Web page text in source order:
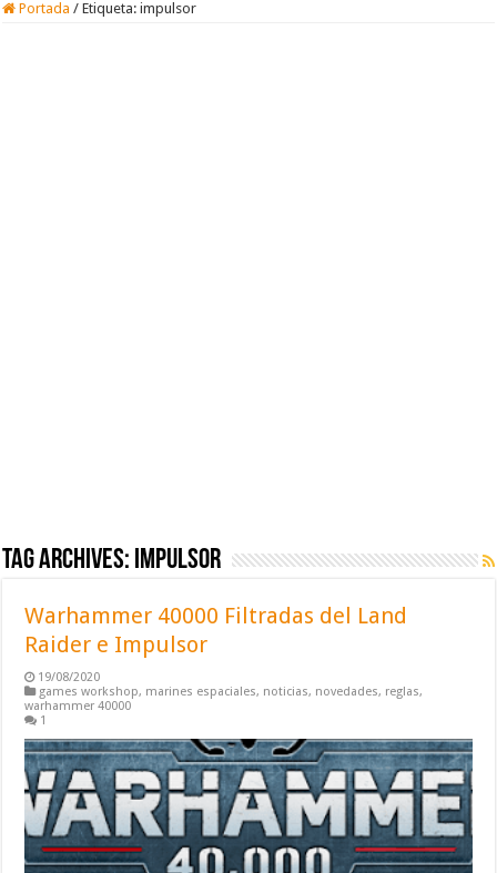
Portada / Etiqueta:impulsor
Tag Archives: impulsor
Warhammer 40000 Filtradas del Land
Raider e Impulsor
19/08/2020
games workshop, marines espaciales, noticias, novedades, reglas,
warhammer 40000
1